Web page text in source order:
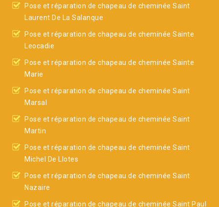
Pose et réparation de chapeau de cheminée Saint
Laurent De La Salanque
Pose et réparation de chapeau de cheminée Sainte
Leocadie
Pose et réparation de chapeau de cheminée Sainte
Marie
Pose et réparation de chapeau de cheminée Saint
Marsal
Pose et réparation de chapeau de cheminée Saint
Martin
Pose et réparation de chapeau de cheminée Saint
Michel De Llotes
Pose et réparation de chapeau de cheminée Saint
Nazaire
Pose et réparation de chapeau de cheminée Saint Paul